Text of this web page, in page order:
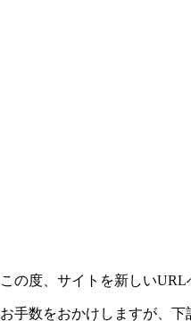
この度、サイトを新しい
お手数をおかけしますが、